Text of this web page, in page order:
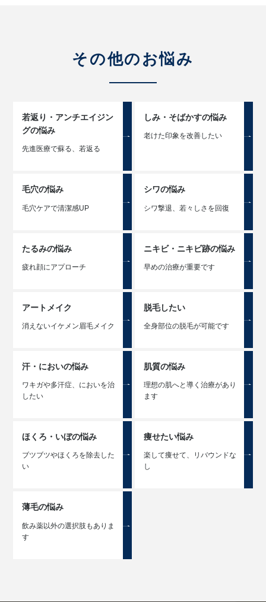
その他のお悩み
若返り・アンチエイジン
グの悩み
先進医療で蘇る、若返る
しみ・そばかすの悩み
老けた印象を改善したい
毛穴の悩み
毛穴ケアで清潔感UP
シワの悩み
シワ撃退、若々しさを回復
たるみの悩み
疲れ顔にアプローチ
ニキビ・ニキビ跡の悩み
早めの治療が重要です
アートメイク
消えないイケメン眉毛メイク
脱毛したい
全身部位の脱毛が可能です
汗・においの悩み
ワキガや多汗症、においを治
したい
肌質の悩み
理想の肌へと導く治療があり
ます
ほくろ・いぼの悩み
ブツブツやほくろを除去した
い
痩せたい悩み
楽して痩せて、リバウンドな
し
薄毛の悩み
飲み薬以外の選択肢もありま
す